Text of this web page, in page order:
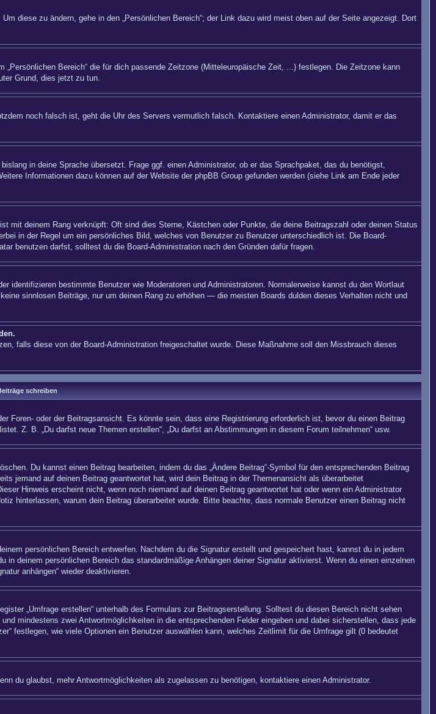
diese zu ändern, gehe in den „Persönlichen Bereich“; der Link dazu wird meist oben auf der Seite angezeigt. Dort
Bereich“ die für dich passende Zeitzone (Mitteleuropäische Zeit, ...) festlegen. Die Zeitzone kann
Grund, dies jetzt zu tun.
noch falsch ist, geht die Uhr des Servers vermutlich falsch. Kontaktiere einen Administrator, damit er das
in deine Sprache übersetzt. Frage ggf. einen Administrator, ob er das Sprachpaket, das du benötigst,
Informationen dazu können auf der Website der phpBB Group gefunden werden (siehe Link am Ende jeder
mit deinem Rang verknüpft: Oft sind dies Sterne, Kästchen oder Punkte, die deine Beitragszahl oder deinen Status
in der Regel um ein persönliches Bild, welches von Benutzer zu Benutzer unterschiedlich ist. Die Board-
benutzen darfst, solltest du die Board-Administration nach den Gründen dafür fragen.
identifizieren bestimmte Benutzer wie Moderatoren und Administratoren. Normalerweise kannst du den Wortlaut
sinnlosen Beiträge, nur um deinen Rang zu erhöhen — die meisten Boards dulden dieses Verhalten nicht und
falls diese von der Board-Administration freigeschaltet wurde. Diese Maßnahme soll den Missbrauch dieses
schreiben
Foren- oder der Beitragsansicht. Es könnte sein, dass eine Registrierung erforderlich ist, bevor du einen Beitrag
Z. B. „Du darfst neue Themen erstellen“, „Du darfst an Abstimmungen in diesem Forum teilnehmen“ usw.
Du kannst einen Beitrag bearbeiten, indem du das „Ändere Beitrag“-Symbol für den entsprechenden Beitrag
jemand auf deinen Beitrag geantwortet hat, wird dein Beitrag in der Themenansicht als überarbeitet
Hinweis erscheint nicht, wenn noch niemand auf deinen Beitrag geantwortet hat oder wenn ein Administrator
hinterlassen, warum dein Beitrag überarbeitet wurde. Bitte beachte, dass normale Benutzer einen Beitrag nicht
persönlichen Bereich entwerfen. Nachdem du die Signatur erstellt und gespeichert hast, kannst du in jedem
deinem persönlichen Bereich das standardmäßige Anhängen deiner Signatur aktivierst. Wenn du einen einzelnen
anhängen“ wieder deaktivieren.
„Umfrage erstellen“ unterhalb des Formulars zur Beitragserstellung. Solltest du diesen Bereich nicht sehen
mindestens zwei Antwortmöglichkeiten in die entsprechenden Felder eingeben und dabei sicherstellen, dass jede
festlegen, wie viele Optionen ein Benutzer auswählen kann, welches Zeitlimit für die Umfrage gilt (0 bedeutet
du glaubst, mehr Antwortmöglichkeiten als zugelassen zu benötigen, kontaktiere einen Administrator.